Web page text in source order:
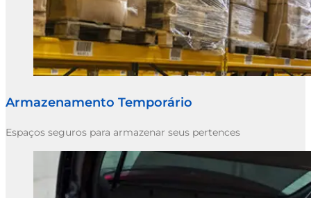
Armazenamento Temporário
Espaços seguros para armazenar seus pertences